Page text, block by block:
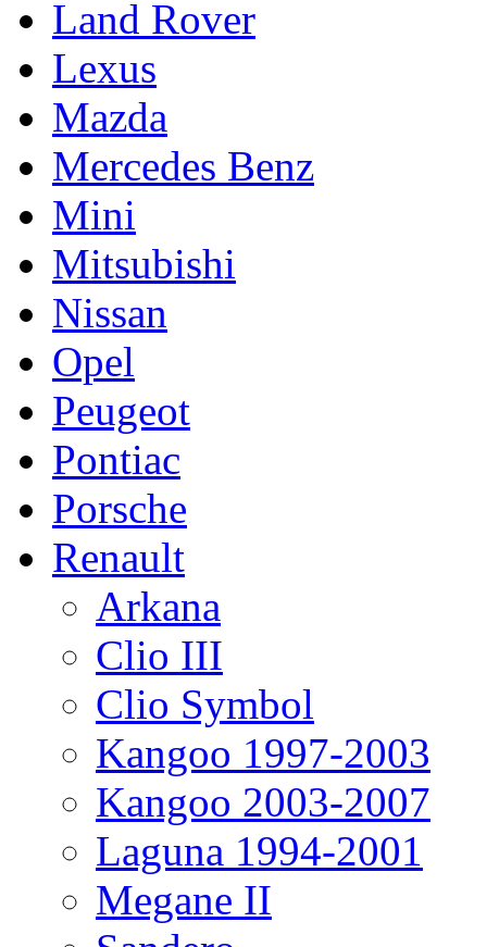
Land Rover
Lexus
Mazda
Mercedes Benz
Mini
Mitsubishi
Nissan
Opel
Peugeot
Pontiac
Porsche
Renault
Arkana
Clio III
Clio Symbol
Kangoo 1997-2003
Kangoo 2003-2007
Laguna 1994-2001
Megane II